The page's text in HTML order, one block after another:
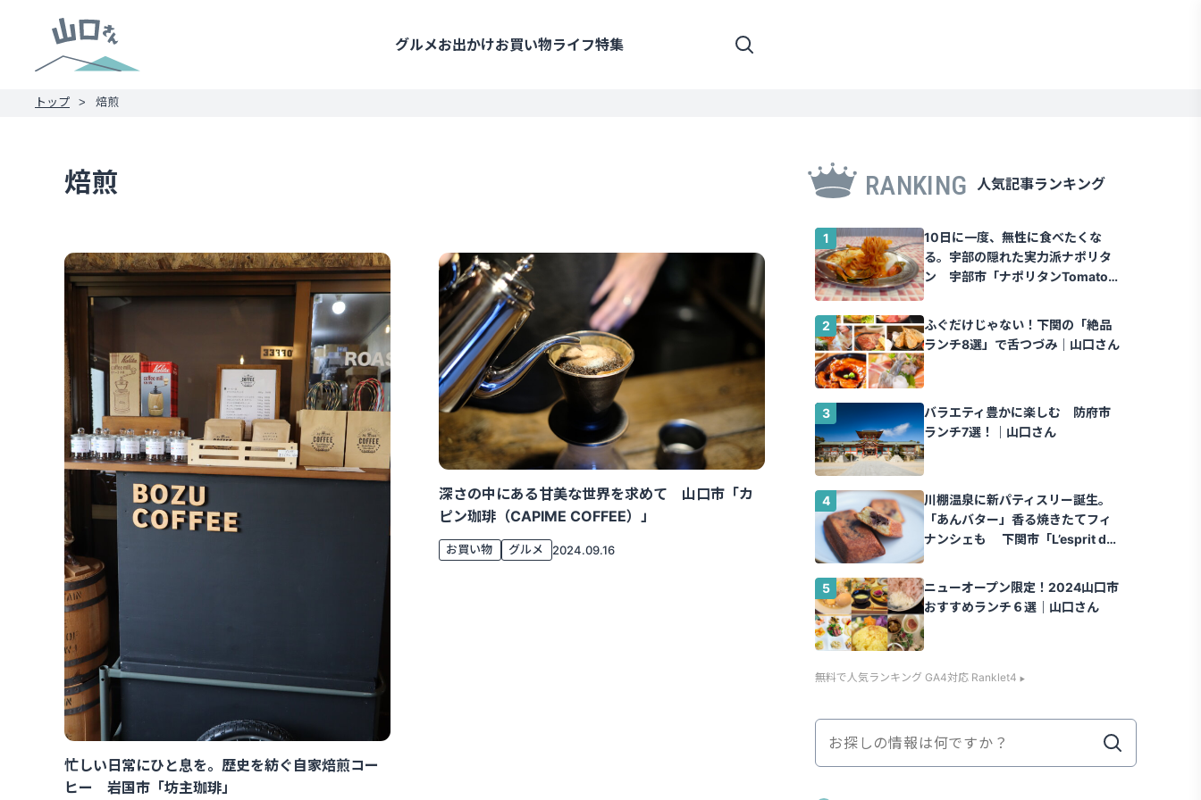
グルメお出かけお買い物ライフ特集
トップ 焙煎
焙煎
忙しい日常にひと息を。歴史を紡ぐ自家焙煎コー
ヒー 岩国市「坊主珈琲」
深さの中にある甘美な世界を求めて 山口市「カ
ピン珈琲（CAPIME COFFEE）」
お買い物 グルメ 2024.09.16
RANKING 人気記事ランキング
10日に一度、無性に食べたくな
る。宇部の隠れた実力派ナポリタ
ン 宇部市「ナポリタンTomato」
ふぐだけじゃない！下関の「絶品
ランチ8選」で舌つづみ｜山口さん
バラエティ豊かに楽しむ 防府市
ランチ7選！｜山口さん
川棚温泉に新パティスリー誕生。
「あんバター」香る焼きたてフィ
ナンシェも 下関市「L’esprit de
｜山口さん
ニューオープン限定！2024山口市
おすすめランチ６選｜山口さん
無料で人気ランキング GA4対応 Ranklet4